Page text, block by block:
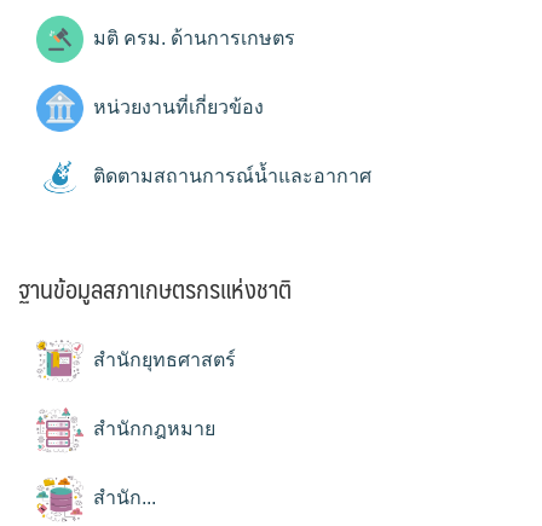
มติ ครม. ด้านการเกษตร
หน่วยงานที่เกี่ยวข้อง
ติดตามสถานการณ์น้ำและอากาศ
ฐานข้อมูลสภาเกษตรกรแห่งชาติ
สำนักยุทธศาสตร์
สำนักกฎหมาย
สำนัก...